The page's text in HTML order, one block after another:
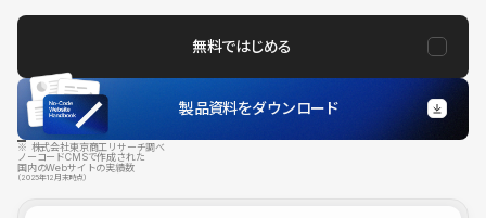
無料ではじめる
製品資料をダウンロード
※ 株式会社東京商工リサーチ調べ
ノーコードCMSで作成された
国内のWebサイトの実績数
（2025年12月末時点）